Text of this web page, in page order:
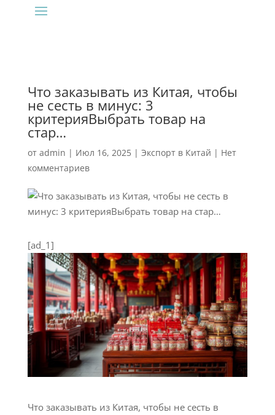
Что заказывать из Китая, чтобы
не сесть в минус: 3
критерияВыбрать товар на
стар…
от admin | Июл 16, 2025| Экспорт в Китай | Нет
комментариев
[ad_1]
Что заказывать из Китая, чтобы не сесть в